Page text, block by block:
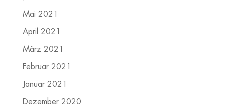
Mai 2021
April 2021
März 2021
Februar 2021
Januar 2021
Dezember 2020